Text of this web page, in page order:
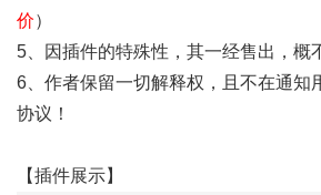
价）
5、因插件的特殊性，其一经售出，概
6、作者保留一切解释权，且不在通知
协议！
【插件展示】